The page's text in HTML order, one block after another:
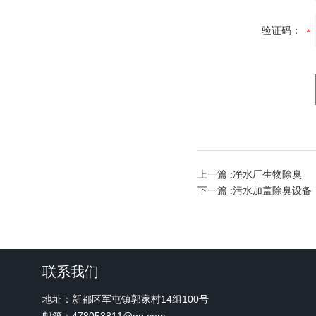
验证码：
上一篇 :净水厂生物除臭
下一篇 :污水加盖除臭设备
联系我们
地址：新都区军屯镇郭家村14组100号